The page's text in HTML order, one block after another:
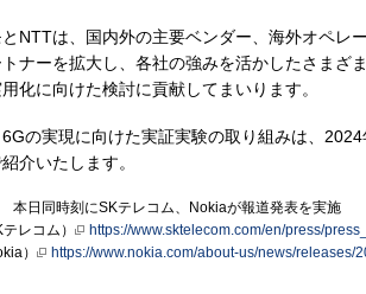
とNTTは、国内外の主要ベンダー、海外オペ
ナーを拡大し、各社の強みを活かしたさまざ
化に向けた検討に貢献してまいります。
の実現に向けた実証実験の取り組みは、
介いたします。
本日同時刻にSKテレコム、Nokiaが報道発表を実施
テレコム）
https://www.sktelecom.com/en/press/
）
https://www.nokia.com/about-us/news/